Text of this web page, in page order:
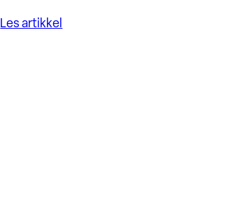
Les artikkel